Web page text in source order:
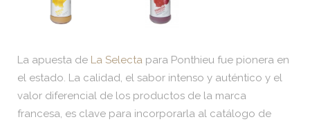
La apuesta de La Selecta para Ponthieu fue pionera en
el estado. La calidad, el sabor intenso y auténtico y el
valor diferencial de los productos de la marca
francesa, es clave para incorporarla al catálogo de